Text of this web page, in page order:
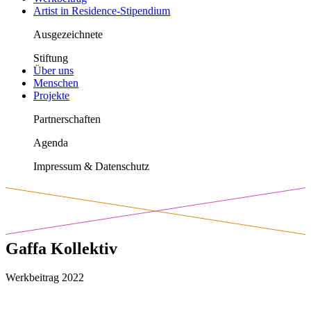
Artist in Residence-Stipendium
Ausgezeichnete
Stiftung
Über uns
Menschen
Projekte
Partnerschaften
Agenda
Impressum & Datenschutz
Gaffa Kollektiv
Werkbeitrag 2022